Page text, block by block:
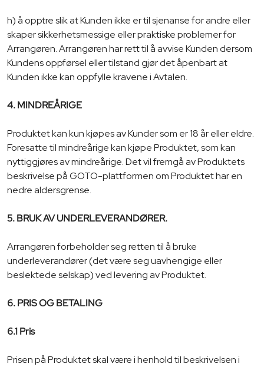
h) å opptre slik at Kunden ikke er til sjenanse for andre eller
skaper sikkerhetsmessige eller praktiske problemer for
Arrangøren. Arrangøren har rett til å avvise Kunden dersom
Kundens oppførsel eller tilstand gjør det åpenbart at
Kunden ikke kan oppfylle kravene i Avtalen.
4. MINDREÅRIGE
Produktet kan kun kjøpes av Kunder som er 18 år eller eldre.
Foresatte til mindreårige kan kjøpe Produktet, som kan
nyttiggjøres av mindreårige. Det vil fremgå av Produktets
beskrivelse på GOTO-plattformen om Produktet har en
nedre aldersgrense.
5. BRUK AV UNDERLEVERANDØRER.
Arrangøren forbeholder seg retten til å bruke
underleverandører (det være seg uavhengige eller
beslektede selskap) ved levering av Produktet.
6. PRIS OG BETALING
6.1 Pris
Prisen på Produktet skal være i henhold til beskrivelsen i